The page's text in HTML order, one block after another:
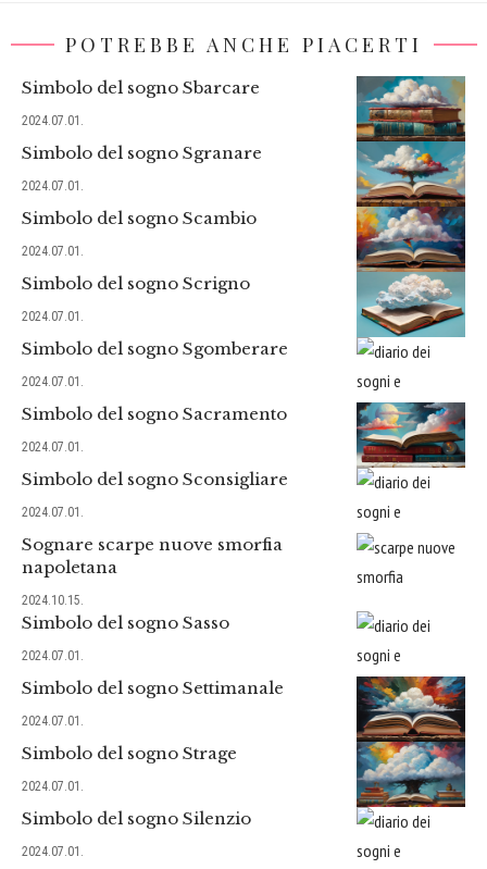
POTREBBE ANCHE PIACERTI
Simbolo del sogno Sbarcare
2024.07.01.
Simbolo del sogno Sgranare
2024.07.01.
Simbolo del sogno Scambio
2024.07.01.
Simbolo del sogno Scrigno
2024.07.01.
Simbolo del sogno Sgomberare
2024.07.01.
Simbolo del sogno Sacramento
2024.07.01.
Simbolo del sogno Sconsigliare
2024.07.01.
Sognare scarpe nuove smorfia
napoletana
2024.10.15.
Simbolo del sogno Sasso
2024.07.01.
Simbolo del sogno Settimanale
2024.07.01.
Simbolo del sogno Strage
2024.07.01.
Simbolo del sogno Silenzio
2024.07.01.